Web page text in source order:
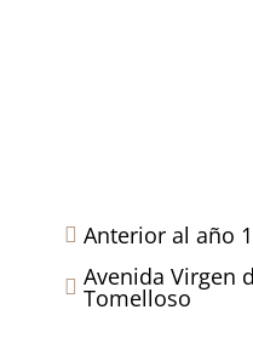
 Anterior al año
 Avenida Virgen
Tomelloso